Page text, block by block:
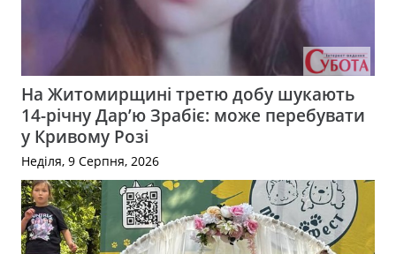
На Житомирщині третю добу шукають
14-річну Дар’ю Зрабіє: може перебувати
у Кривому Розі
Неділя, 9 Серпня, 2026